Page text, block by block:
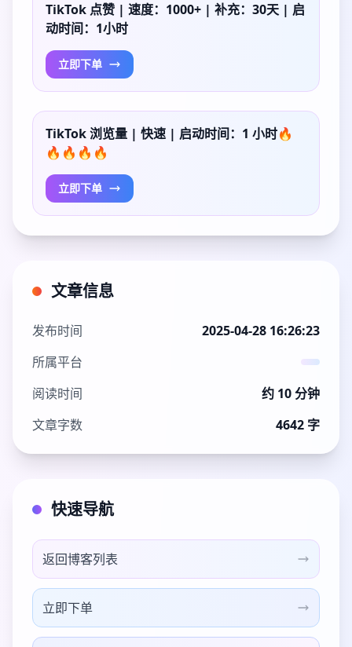
TikTok 点赞 | 速度：1000+ | 补充：30天 | 启
动时间：1小时
立即下单
TikTok 浏览量 | 快速 | 启动时间：1 小时🔥
🔥🔥🔥🔥
立即下单
文章信息
发布时间
2025-04-28 16:26:23
所属平台
阅读时间
约 10 分钟
文章字数
4642 字
快速导航
返回博客列表
立即下单